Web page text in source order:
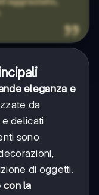
eleganza e
da
e delicati
sono
di oggetti.
con la